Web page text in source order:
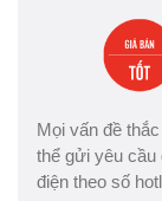
Mọi vấn đề
thể gửi yêu cầu
điện theo số